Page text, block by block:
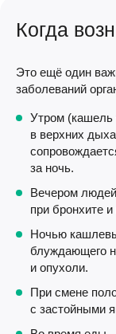
Когда
Это ещё один
заболеваний
Утром (кашель
в верхних
за ночь.
Вечером
при бронхите
Ночью
блуждающего
и опухоли.
При смене
с застойными